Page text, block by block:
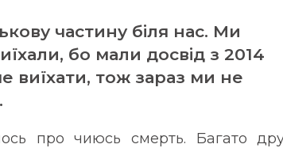
частину біля нас. Ми
бо мали досвід з 2014
виїхати, тож зараз ми не
про чиюсь смерть. Багато